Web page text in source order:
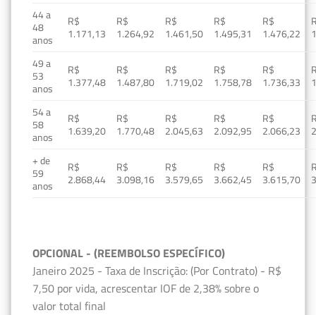
44 a
48
anos
R$
1.171,13
R$
1.264,92
R$
1.461,50
R$
1.495,31
R$
1.476,22
49 a
53
anos
R$
1.377,48
R$
1.487,80
R$
1.719,02
R$
1.758,78
R$
1.736,33
54 a
58
anos
R$
1.639,20
R$
1.770,48
R$
2.045,63
R$
2.092,95
R$
2.066,23
+ de
59
anos
R$
2.868,44
R$
3.098,16
R$
3.579,65
R$
3.662,45
R$
3.615,70
OPCIONAL - (REEMBOLSO ESPECÍFICO)
Janeiro 2025 - Taxa de Inscrição: (Por Contrato) - R$
7,50 por vida, acrescentar IOF de 2,38% sobre o
valor total final